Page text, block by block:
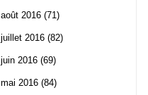
août 2016 (71)
juillet 2016 (82)
juin 2016 (69)
mai 2016 (84)